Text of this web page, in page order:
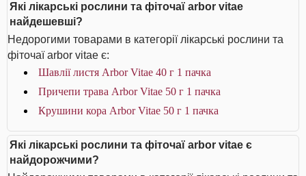
Які лікарські рослини та фіточаї arbor vitae
найдешевші?
Недорогими товарами в категорії лікарські рослини та
фіточаї arbor vitae є:
Шавлії листя Arbor Vitae 40 г 1 пачка
Причепи трава Arbor Vitae 50 г 1 пачка
Крушини кора Arbor Vitae 50 г 1 пачка
Які лікарські рослини та фіточаї arbor vitae є
найдорожчими?